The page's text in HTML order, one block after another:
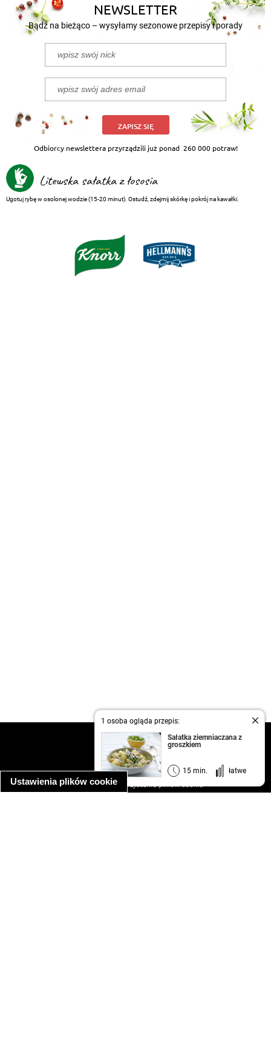
Ustawienia plików cookie
1 osoba ogląda przepis:
Sałatka ziemniaczana z
groszkiem
15 min. łatwe
NEWSLETTER
Bądź na bieżąco – wysyłamy sezonowe przepisy i porady
ZAPISZ SIĘ
Odbiorcy newslettera przyrządzili już ponad 260 000 potraw!
Litewska sałatka z łososia
Ugotuj rybę w osolonej wodzie (15-20 minut). Ostudź, zdejmij skórkę i pokrój na kawałki.
kontakt
regulamin
informacja o prywatności
informacja o wykorzystaniu plików cookie